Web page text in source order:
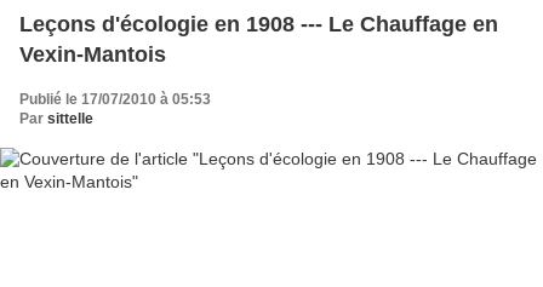
Leçons d'écologie en 1908 --- Le Chauffage en
Vexin-Mantois
Publié le 17/07/2010 à 05:53
Par sittelle